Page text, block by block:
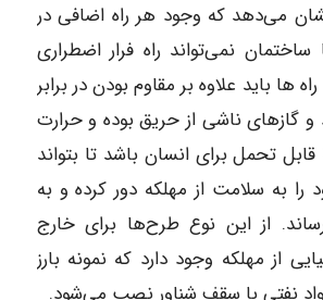
می‌دهد که وجود هر راه اضافی در
نمی‌تواند راه فرار اضطراری
ها باید علاوه بر مقاوم بودن در برابر
و گاز‌های ناشی از حریق بوده و حرارت
تحمل برای انسان باشد تا بتواند
را به سلامت از مهلکه دور کرده و به
از این نوع طرح‌ها برای خارج
از مهلکه وجود دارد که نمونه بارز